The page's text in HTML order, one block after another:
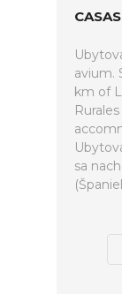
avium.
km of
sa